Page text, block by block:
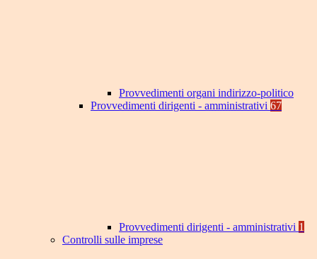
Provvedimenti organi indirizzo-politico
Provvedimenti dirigenti - amministrativi 67
Provvedimenti dirigenti - amministrativi 1
Controlli sulle imprese